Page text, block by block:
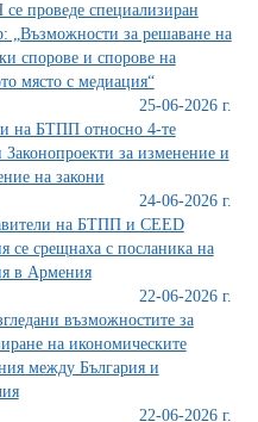
проведе специализиран
„Възможности за решаване на
спорове и спорове на
място с медиация“
25-06-2026 г.
на БТПП относно 4-те
Законопроекти за изменение и
на закони
24-06-2026 г.
на БТПП и CEED
се срещнаха с посланика на
в Армения
22-06-2026 г.
възможностите за
на икономическите
между България и
22-06-2026 г.